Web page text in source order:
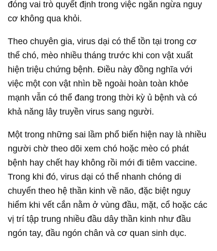
đóng vai trò quyết định trong việc ngăn ngừa nguy
cơ không qua khỏi.
Theo chuyên gia, virus dại có thể tồn tại trong cơ
thể chó, mèo nhiều tháng trước khi con vật xuất
hiện triệu chứng bệnh. Điều này đồng nghĩa với
việc một con vật nhìn bề ngoài hoàn toàn khỏe
mạnh vẫn có thể đang trong thời kỳ ủ bệnh và có
khả năng lây truyền virus sang người.
Một trong những sai lầm phổ biến hiện nay là nhiều
người chờ theo dõi xem chó hoặc mèo có phát
bệnh hay chết hay không rồi mới đi tiêm vaccine.
Trong khi đó, virus dại có thể nhanh chóng di
chuyển theo hệ thần kinh về não, đặc biệt nguy
hiểm khi vết cắn nằm ở vùng đầu, mặt, cổ hoặc các
vị trí tập trung nhiều đầu dây thần kinh như đầu
ngón tay, đầu ngón chân và cơ quan sinh dục.